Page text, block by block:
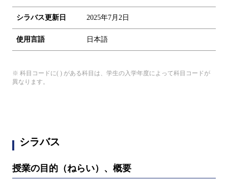
シラバス更新日 2025年7月2日
使用言語 日本語
※ 科目コードに( ) がある科目は、学生の入学年度によって科目コードが
異なります。
シラバス
授業の目的（ねらい）、概要